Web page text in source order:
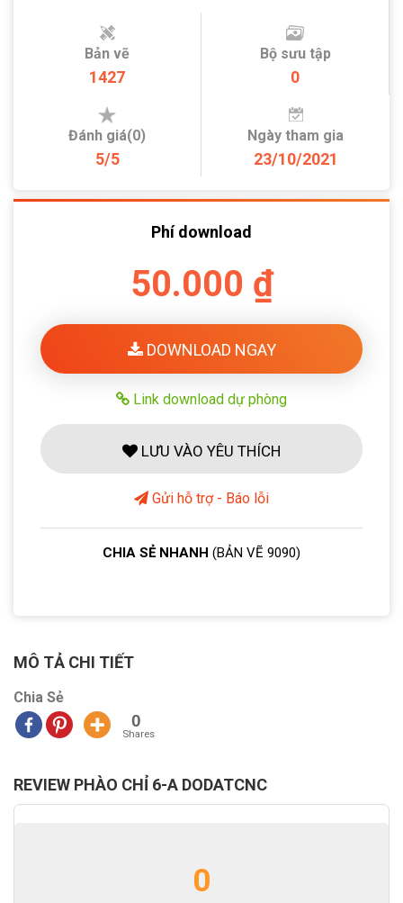
Bản vẽ
1427
Bộ sưu tập
0
Đánh giá(0)
5/5
Ngày tham gia
23/10/2021
Phí download
50.000 ₫
DOWNLOAD NGAY
Link download dự phòng
LƯU VÀO YÊU THÍCH
Gửi hỗ trợ - Báo lỗi
CHIA SẺ NHANH (BẢN VẼ 9090)
MÔ TẢ CHI TIẾT
Chia Sẻ
0
Shares
REVIEW PHÀO CHỈ 6-A DODATCNC
0